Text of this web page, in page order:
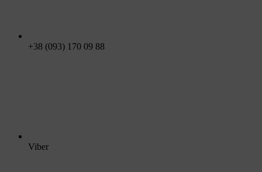
+38 (093) 170 09 88
Viber